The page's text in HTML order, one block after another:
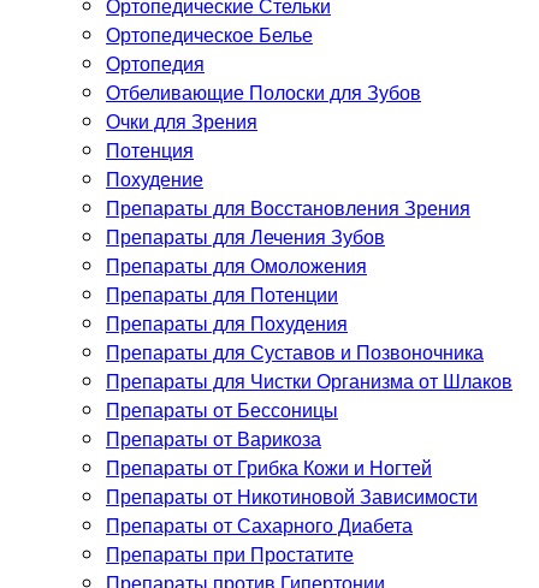
Ортопедическое Белье
Ортопедия
Отбеливающие Полоски для Зубов
Очки для Зрения
Потенция
Похудение
Препараты для Восстановления Зрения
Препараты для Лечения Зубов
Препараты для Омоложения
Препараты для Потенции
Препараты для Похудения
Препараты для Суставов и Позвоночника
Препараты для Чистки Организма от Шлаков
Препараты от Бессоницы
Препараты от Варикоза
Препараты от Грибка Кожи и Ногтей
Препараты от Никотиновой Зависимости
Препараты от Сахарного Диабета
Препараты при Простатите